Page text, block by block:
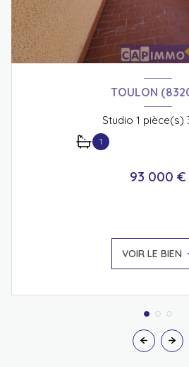
TOULON
1
93 000 €
VOIR LE BIEN